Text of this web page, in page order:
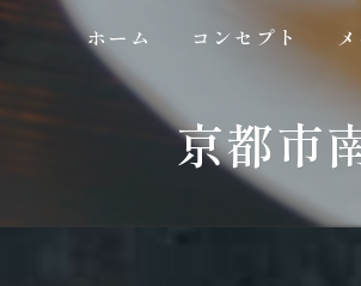
ホーム コンセプト
京都市